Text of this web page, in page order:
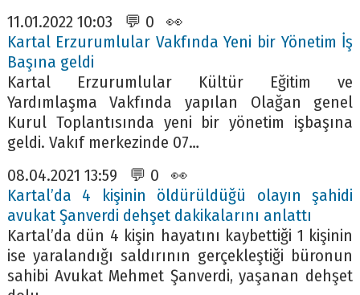
11.01.2022 10:03 💬 0 👀
Kartal Erzurumlular Vakfında Yeni bir Yönetim İş
Başına geldi
Kartal Erzurumlular Kültür Eğitim ve
Yardımlaşma Vakfında yapılan Olağan genel
Kurul Toplantısında yeni bir yönetim işbaşına
geldi. Vakıf merkezinde 07…
08.04.2021 13:59 💬 0 👀
Kartal’da 4 kişinin öldürüldüğü olayın şahidi
avukat Şanverdi dehşet dakikalarını anlattı
Kartal’da dün 4 kişin hayatını kaybettiği 1 kişinin
ise yaralandığı saldırının gerçekleştiği büronun
sahibi Avukat Mehmet Şanverdi, yaşanan dehşet